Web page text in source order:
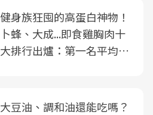
健身族狂囤的高蛋白神物！
卜蜂、大成...即食雞胸肉十
大排行出爐：第一名平均一
大豆油、調和油還能吃嗎？